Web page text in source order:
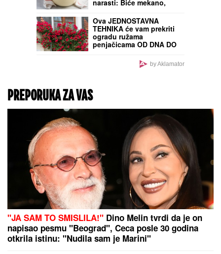
Renovirao kuhinju u kući
pa pijukom udario u
zemlju: Ono što je
pronašao ispod
promenilo mu je život
zauvek